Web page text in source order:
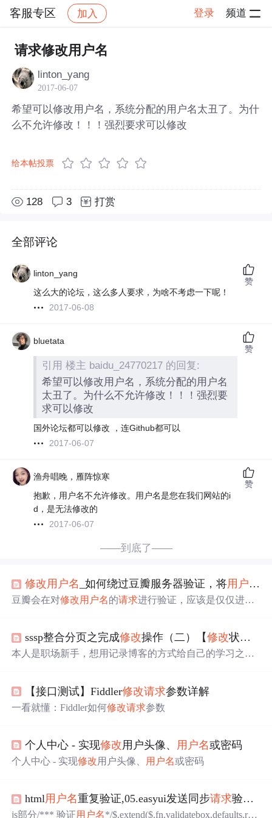
客服专区 加入 登录 频道
社区 客服专区
请求修改用户名
linton_yang
2017-06-07
希望可以修改用户名，系统分配的用户名太丑了。为什
么不允许修改！！！强烈要求可以修改
给本帖投票
128 3 打赏
全部评论
linton_yang
这么大的论坛，这么多人要求，为啥不考虑一下呢！
2017-06-08
赞
bluetata
引用 楼主 baidu_24770217 的回复:
希望可以修改用户名，系统分配的用户名
太丑了。为什么不允许修改！！！强烈要
求可以修改
国外论坛都可以修改 ，连Github都可以
2017-06-07
赞
渔舟唱晚，雁阵惊寒
抱歉，用户名不允许修改。用户名是您在我们网站的i
d，是无法修改的
2017-06-07
赞
——到底了——
修改用户名 _如何绕过豆瓣服务器验证，将用户名
豆瓣会在对修改用户名的请求进行验证，应该是仅仅进行
路，申请一个”管理X员“这样的名字，但是输入的X是一个
肉眼看不见的符号，在豆瓣上面实际显示的就变成了”管理
sssp整合分页之完成修改操作（二）【修改状态下Ajax验证
本人是职场新手，想用记录博客的方式给自己的学习之路
的 lastName，则不应该再发送任何 Ajax请求，而直接 aler
t：用户名 可用。 开发步骤： JSP 页面：
【接口测试】Fiddler修改请求参数详解
一看就懂：Fiddler如何修改请求参数
个人中心 - 实现修改用户头像、 用户名或密码
个人中心 - 实现修改用户头像、 用户名或密码
html用户名重复验证,05.easyui发送同步请求验证
js部分/*** 验证用户名*/$.extend($.fn.validatebox.defaults.rule